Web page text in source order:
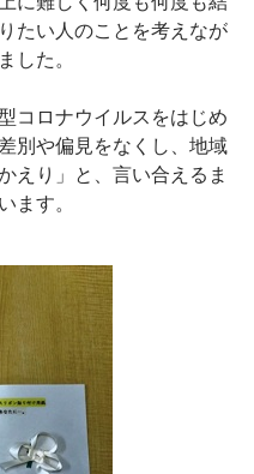
たい人のことを考えなが
した。
コロナウイルスをはじめ
別や偏見をなくし、地域
えり」と、言い合えるま
ます。